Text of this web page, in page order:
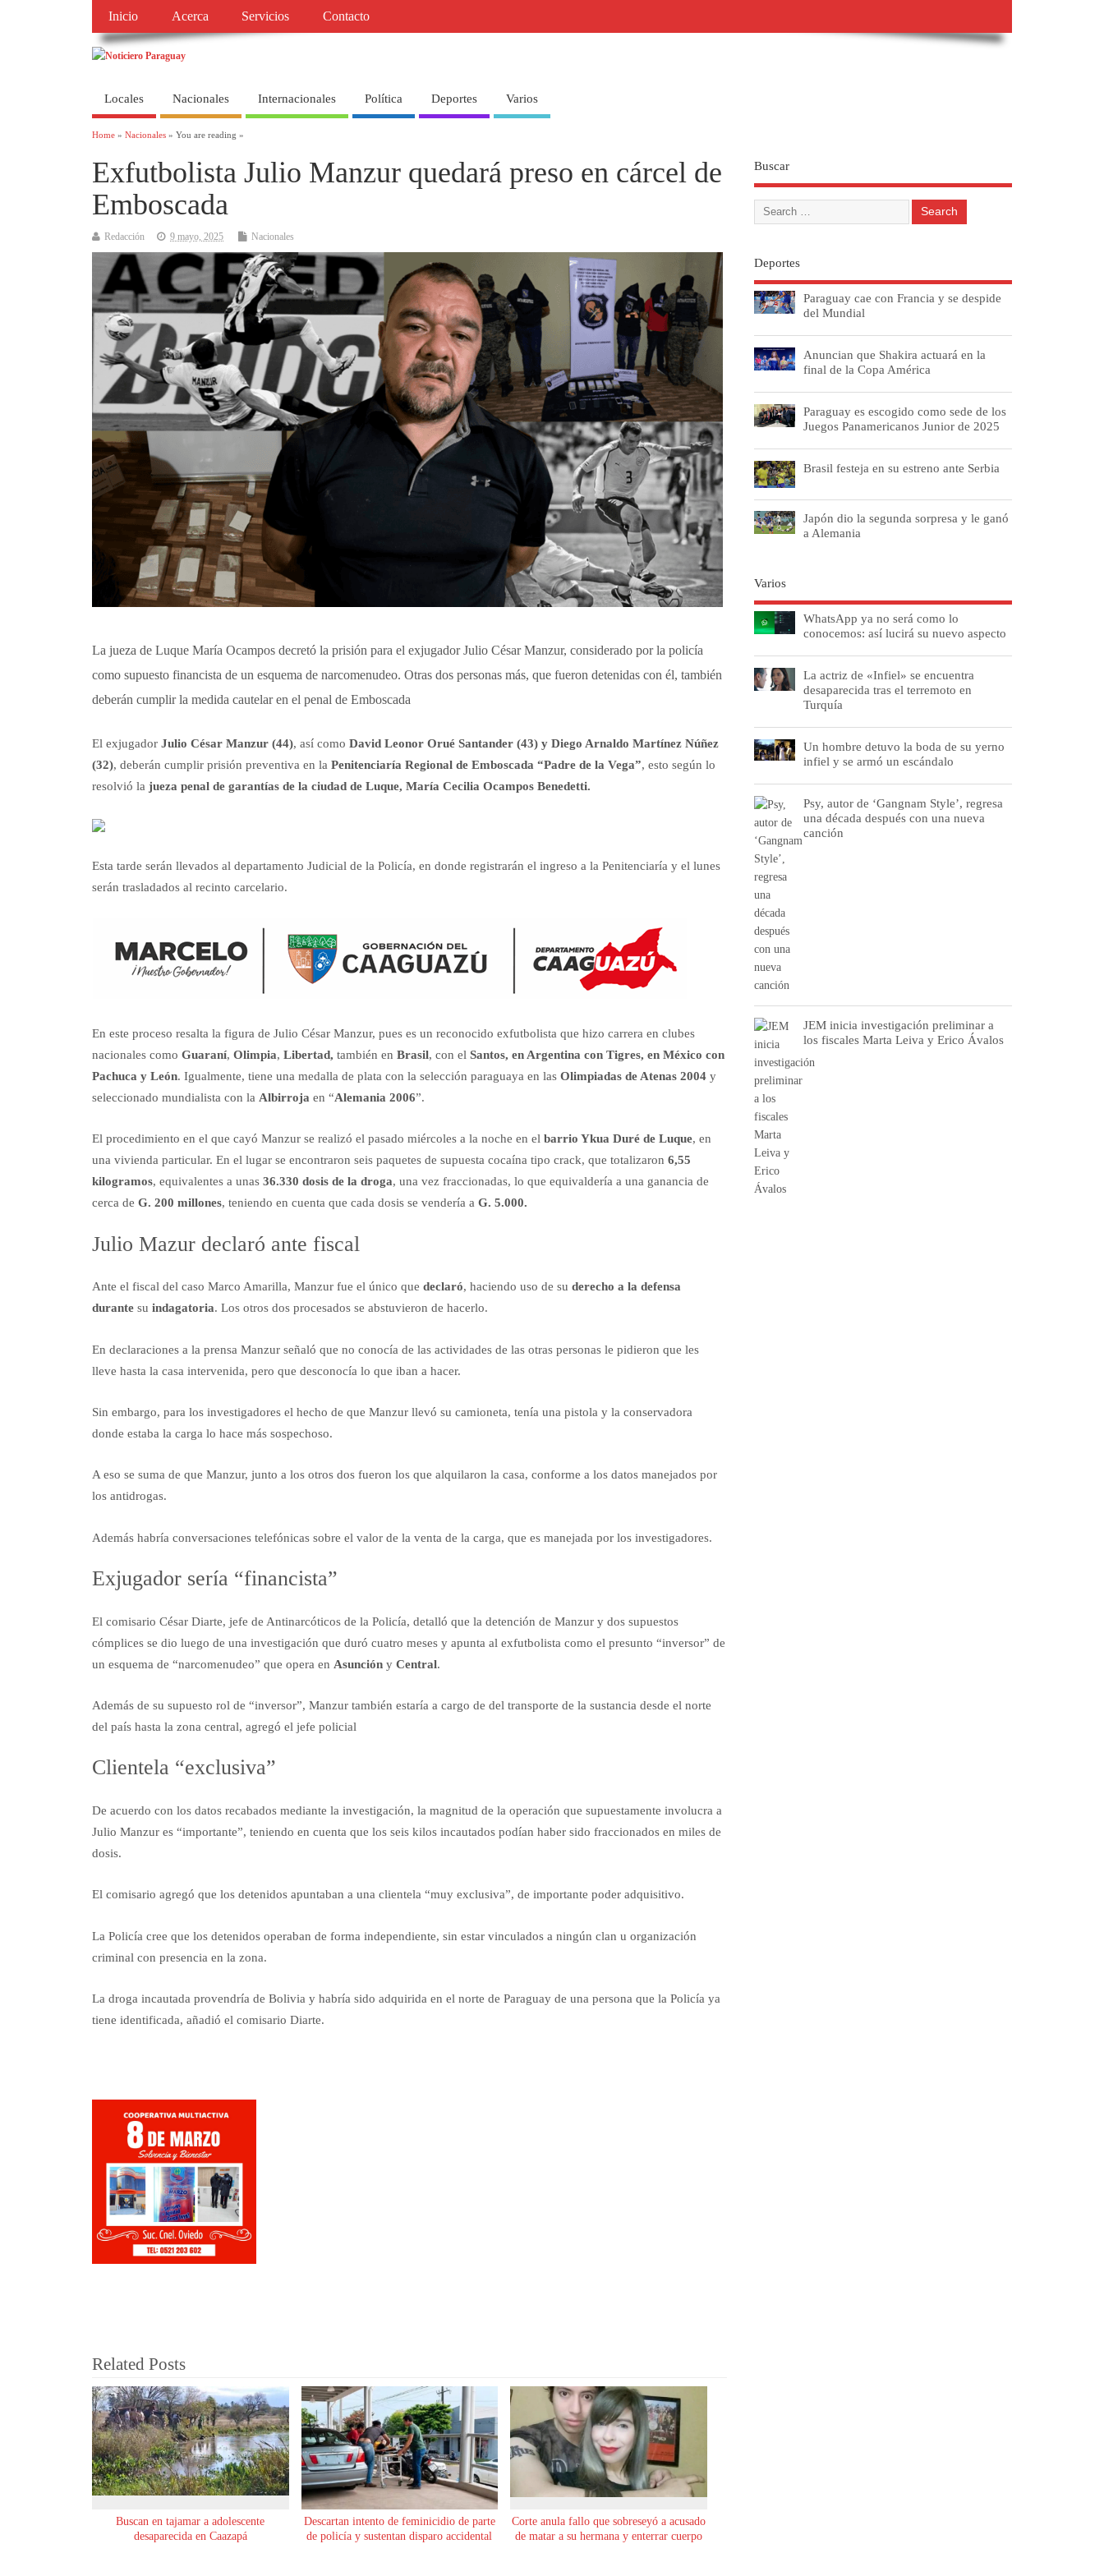
Inicio Acerca Servicios Contacto
Locales Nacionales Internacionales Política Deportes Varios
Home » Nacionales » You are reading »
Exfutbolista Julio Manzur quedará preso en cárcel de
Emboscada
Redacción 9 mayo, 2025 Nacionales
La jueza de Luque María Ocampos decretó la prisión para el exjugador Julio César Manzur, considerado por la policía
como supuesto financista de un esquema de narcomenudeo. Otras dos personas más, que fueron detenidas con él, también
deberán cumplir la medida cautelar en el penal de Emboscada
El exjugador Julio César Manzur (44), así como David Leonor Orué Santander (43) y Diego Arnaldo Martínez Núñez
(32), deberán cumplir prisión preventiva en la Penitenciaría Regional de Emboscada “Padre de la Vega”, esto según lo
resolvió la jueza penal de garantías de la ciudad de Luque, María Cecilia Ocampos Benedetti.
Esta tarde serán llevados al departamento Judicial de la Policía, en donde registrarán el ingreso a la Penitenciaría y el lunes
serán trasladados al recinto carcelario.
En este proceso resalta la figura de Julio César Manzur, pues es un reconocido exfutbolista que hizo carrera en clubes
nacionales como Guaraní, Olimpia, Libertad, también en Brasil, con el Santos, en Argentina con Tigres, en México con
Pachuca y León. Igualmente, tiene una medalla de plata con la selección paraguaya en las Olimpiadas de Atenas 2004 y
seleccionado mundialista con la Albirroja en “Alemania 2006”.
El procedimiento en el que cayó Manzur se realizó el pasado miércoles a la noche en el barrio Ykua Duré de Luque, en
una vivienda particular. En el lugar se encontraron seis paquetes de supuesta cocaína tipo crack, que totalizaron 6,55
kilogramos, equivalentes a unas 36.330 dosis de la droga, una vez fraccionadas, lo que equivaldería a una ganancia de
cerca de G. 200 millones, teniendo en cuenta que cada dosis se vendería a G. 5.000.
Julio Mazur declaró ante fiscal
Ante el fiscal del caso Marco Amarilla, Manzur fue el único que declaró, haciendo uso de su derecho a la defensa
durante su indagatoria. Los otros dos procesados se abstuvieron de hacerlo.
En declaraciones a la prensa Manzur señaló que no conocía de las actividades de las otras personas le pidieron que les
lleve hasta la casa intervenida, pero que desconocía lo que iban a hacer.
Sin embargo, para los investigadores el hecho de que Manzur llevó su camioneta, tenía una pistola y la conservadora
donde estaba la carga lo hace más sospechoso.
A eso se suma de que Manzur, junto a los otros dos fueron los que alquilaron la casa, conforme a los datos manejados por
los antidrogas.
Además habría conversaciones telefónicas sobre el valor de la venta de la carga, que es manejada por los investigadores.
Exjugador sería “financista”
El comisario César Diarte, jefe de Antinarcóticos de la Policía, detalló que la detención de Manzur y dos supuestos
cómplices se dio luego de una investigación que duró cuatro meses y apunta al exfutbolista como el presunto “inversor” de
un esquema de “narcomenudeo” que opera en Asunción y Central.
Además de su supuesto rol de “inversor”, Manzur también estaría a cargo de del transporte de la sustancia desde el norte
del país hasta la zona central, agregó el jefe policial
Clientela “exclusiva”
De acuerdo con los datos recabados mediante la investigación, la magnitud de la operación que supuestamente involucra a
Julio Manzur es “importante”, teniendo en cuenta que los seis kilos incautados podían haber sido fraccionados en miles de
dosis.
El comisario agregó que los detenidos apuntaban a una clientela “muy exclusiva”, de importante poder adquisitivo.
La Policía cree que los detenidos operaban de forma independiente, sin estar vinculados a ningún clan u organización
criminal con presencia en la zona.
La droga incautada provendría de Bolivia y habría sido adquirida en el norte de Paraguay de una persona que la Policía ya
tiene identificada, añadió el comisario Diarte.
Related Posts
Buscan en tajamar a adolescente
desaparecida en Caazapá
Descartan intento de feminicidio de parte
de policía y sustentan disparo accidental
Corte anula fallo que sobreseyó a acusado
de matar a su hermana y enterrar cuerpo
Buscar
Deportes
Paraguay cae con Francia y se despide
del Mundial
Anuncian que Shakira actuará en la
final de la Copa América
Paraguay es escogido como sede de los
Juegos Panamericanos Junior de 2025
Brasil festeja en su estreno ante Serbia
Japón dio la segunda sorpresa y le ganó
a Alemania
Varios
WhatsApp ya no será como lo
conocemos: así lucirá su nuevo aspecto
La actriz de «Infiel» se encuentra
desaparecida tras el terremoto en
Turquía
Un hombre detuvo la boda de su yerno
infiel y se armó un escándalo
Psy, autor de ‘Gangnam Style’, regresa
una década después con una nueva
canción
JEM inicia investigación preliminar a
los fiscales Marta Leiva y Erico Ávalos